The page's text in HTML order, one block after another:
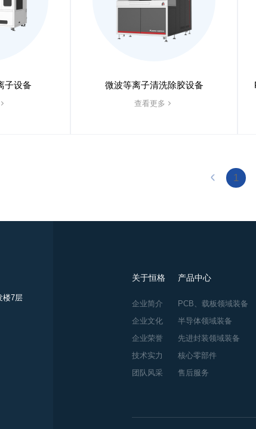
子设备 微波等离子清洗除胶设备
查看更多
1
楼7层
关于恒格
企业简介
企业文化
企业荣誉
技术实力
团队风采
产品中心
PCB、载板领域装备
半导体领域装备
先进封装领域装备
核心零部件
售后服务